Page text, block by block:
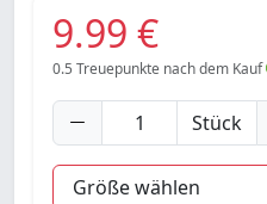
9.99 €
0.5 Treuepunkte nach dem Kauf
Stück